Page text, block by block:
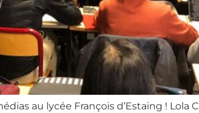
au lycée François d’Estaing ! Lola